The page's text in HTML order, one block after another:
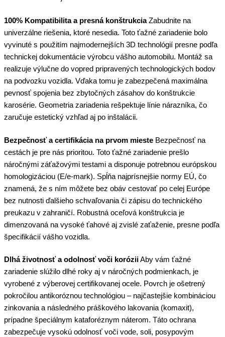
100% Kompatibilita a presná konštrukciaZabudnite na
univerzálne riešenia, ktoré nesedia. Toto ťažné zariadenie bolo
vyvinuté s použitím najmodernejších 3D technológií presne podľa
technickej dokumentácie výrobcu vášho automobilu. Montáž sa
realizuje výlučne do vopred pripravených technologických bodov
na podvozku vozidla. Vďaka tomu je zabezpečená maximálna
pevnosť spojenia bez zbytočných zásahov do konštrukcie
karosérie. Geometria zariadenia rešpektuje línie nárazníka, čo
zaručuje estetický vzhľad aj po inštalácii.
Bezpečnosť a certifikácia na prvom mieste Bezpečnosť na
cestách je pre nás prioritou. Toto ťažné zariadenie prešlo
náročnými záťažovými testami a disponuje potrebnou európskou
homologizáciou (E/e-mark). Spĺňa najprísnejšie normy EÚ, čo
znamená, že s ním môžete bez obáv cestovať po celej Európe
bez nutnosti ďalšieho schvaľovania či zápisu do technického
preukazu v zahraničí. Robustná oceľová konštrukcia je
dimenzovaná na vysoké ťahové aj zvislé zaťaženie, presne podľa
špecifikácií vášho vozidla.
Dlhá životnosť a odolnosť voči koróziiAby vám ťažné
zariadenie slúžilo dlhé roky aj v náročných podmienkach, je
vyrobené z výberovej certifikovanej ocele. Povrch je ošetrený
pokročilou antikoróznou technológiou – najčastejšie kombináciou
zinkovania a následného práškového lakovania (komaxit),
prípadne špeciálnym kataforéznym náterom. Táto ochrana
zabezpečuje vysokú odolnosť voči vode, soli, posypovým